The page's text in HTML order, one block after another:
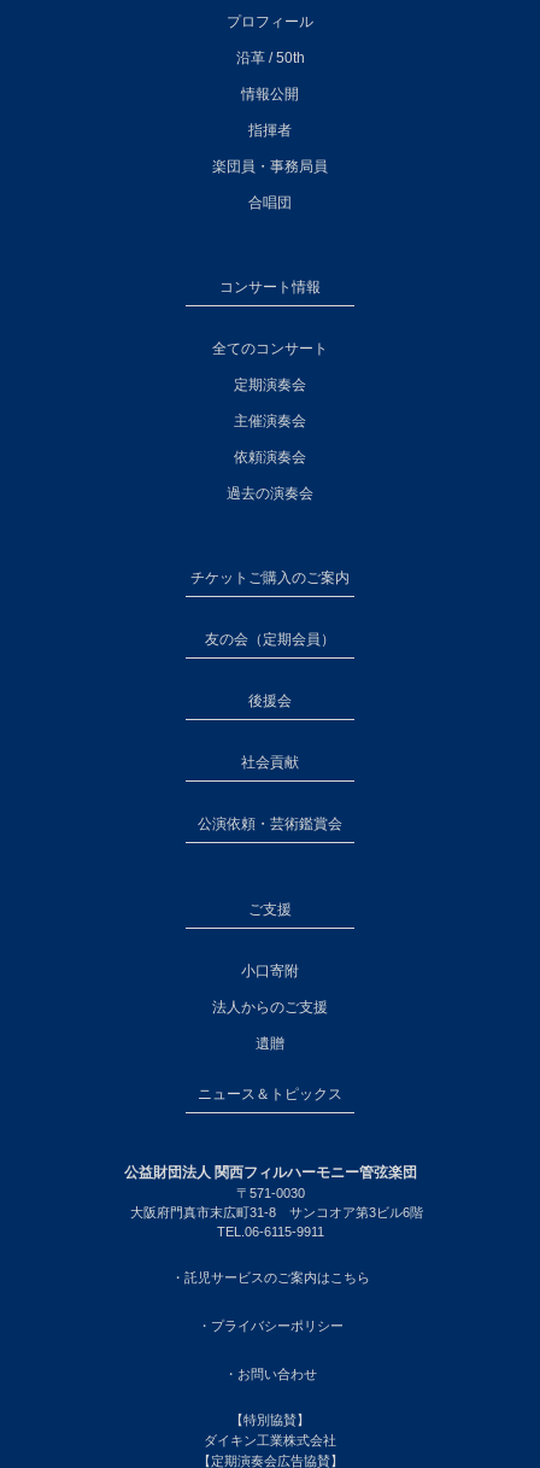
プロフィール
沿革 / 50th
情報公開
指揮者
楽団員・事務局員
合唱団
コンサート情報
全てのコンサート
定期演奏会
主催演奏会
依頼演奏会
過去の演奏会
チケットご購入のご案内
友の会（定期会員）
後援会
社会貢献
公演依頼・芸術鑑賞会
ご支援
小口寄附
法人からのご支援
遺贈
ニュース＆トピックス
公益財団法人 関西フィルハーモニー管弦楽団
〒571-0030
大阪府門真市末広町31-8 サンコオア第3ビル6階
TEL.06-6115-9911
・託児サービスのご案内はこちら
・プライバシーポリシー
・お問い合わせ
【特別協賛】
ダイキン工業株式会社
【定期演奏会広告協賛】